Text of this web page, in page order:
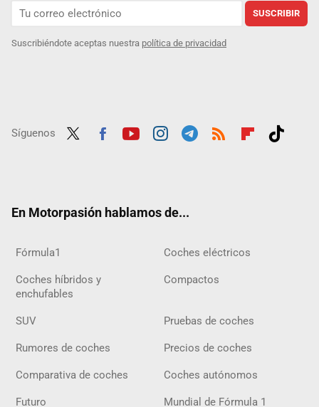
SUSCRIBIR
Suscribiéndote aceptas nuestra política de privacidad
Síguenos
En Motorpasión hablamos de...
Fórmula1 Coches eléctricos
Coches híbridos y
enchufables
Compactos
SUV Pruebas de coches
Rumores de coches Precios de coches
Comparativa de coches Coches autónomos
Futuro Mundial de Fórmula 1